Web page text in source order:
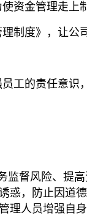
资金管理走
制度》，让
工的责任意识
监督风险、提
惑，防止因道
理人员增强自